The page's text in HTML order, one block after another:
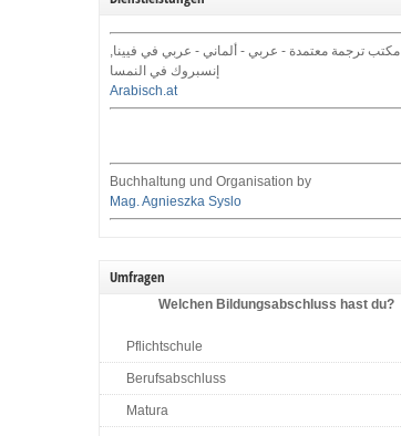
مكتب ترجمة معتمدة - عربي - ألماني - عربي في فيينا,
إنسبروك في النمسا
Arabisch.at
Buchhaltung und Organisation by
Mag. Agnieszka Syslo
Umfragen
Welchen Bildungsabschluss hast du?
Pflichtschule
Berufsabschluss
Matura